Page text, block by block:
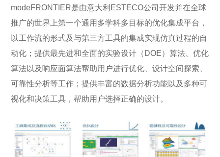
modeFRONTIER是由意大利ESTECO公司开发并在全球
推广的世界上第一个通用多学科多目标的优化集成平台，
以工作流的形式及与第三方工具的集成实现仿真过程的自
动化；提供最先进和全面的实验设计（DOE）算法、优化
算法以及响应面算法帮助用户进行优化、设计空间探索、
可靠性分析等工作；提供丰富的数据分析功能以及多种可
视化和决策工具，帮助用户选择正确的设计。